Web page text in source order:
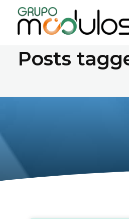
planejamento
Posts